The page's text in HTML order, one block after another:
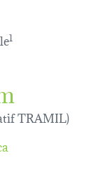
1
TRAMIL)